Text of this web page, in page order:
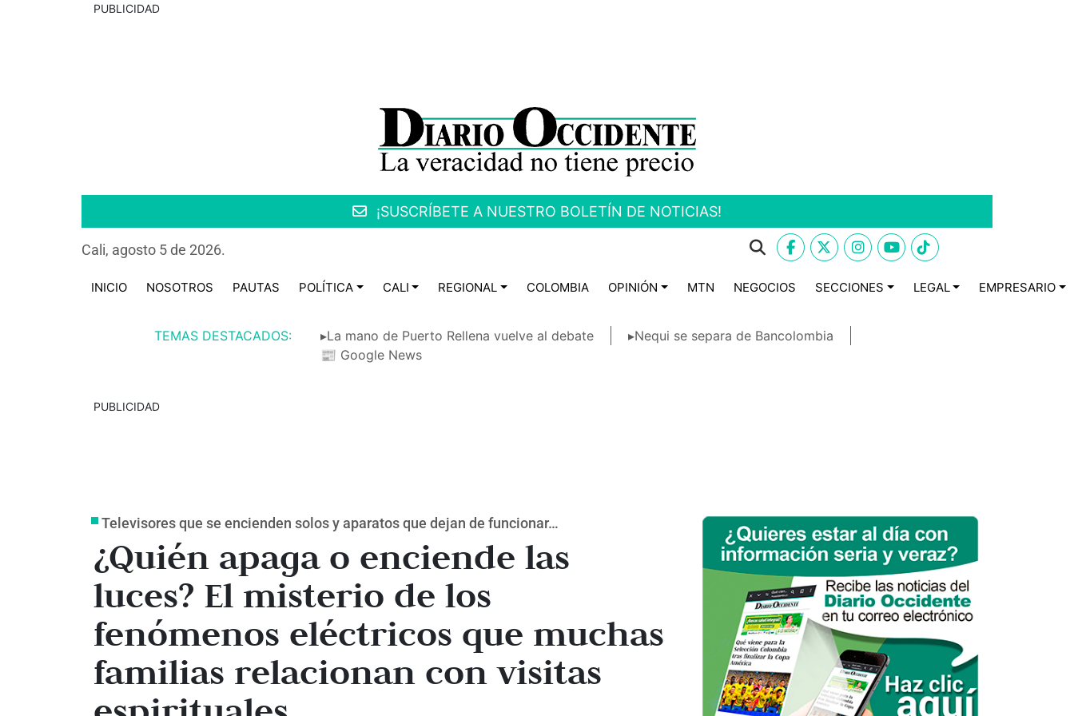
PUBLICIDAD
¡SUSCRÍBETE A NUESTRO BOLETÍN DE NOTICIAS!
Cali, agosto 5 de 2026.
INICIO NOSOTROS PAUTAS POLÍTICA CALI REGIONAL COLOMBIA OPINIÓN MTN NEGOCIOS SECCIONES LEGAL EMPRESARIO
TEMAS DESTACADOS: ▸La mano de Puerto Rellena vuelve al debate
▸Nequi se separa de Bancolombia
📰 Google News
PUBLICIDAD
Televisores que se encienden solos y aparatos que dejan de funcionar…
¿Quién apaga o enciende las
luces? El misterio de los
fenómenos eléctricos que muchas
familias relacionan con visitas